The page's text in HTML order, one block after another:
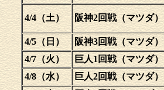
4/4（土） 阪神2回戦（マツダ）
4/5（日）
阪神3回戦（マツダ）
4/7（火）
巨人1回戦（マツダ）
4/8（水）
巨人2回戦（マツダ）